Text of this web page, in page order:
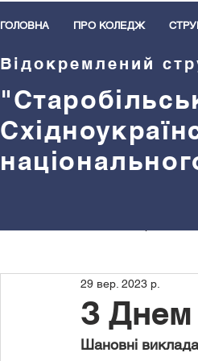
ГОЛОВНА ПРО КОЛЕДЖ
Бібліотека Спорт
Студентське самоврядування
З Днем
29 вер. 2023 р.
Шановні
Відокремлений